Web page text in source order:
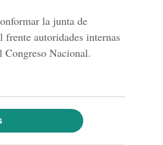
la junta de
autoridades internas
Congreso Nacional.